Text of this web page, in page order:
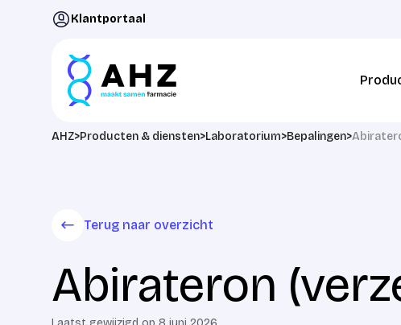
Ga naar de inhoud
Klantportaal
AHZ>Producten & diensten>Laboratorium>Bepalingen>
Terug naar overzicht
Abirateron